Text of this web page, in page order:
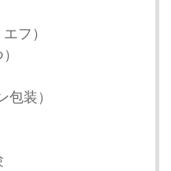
フ）
包装）